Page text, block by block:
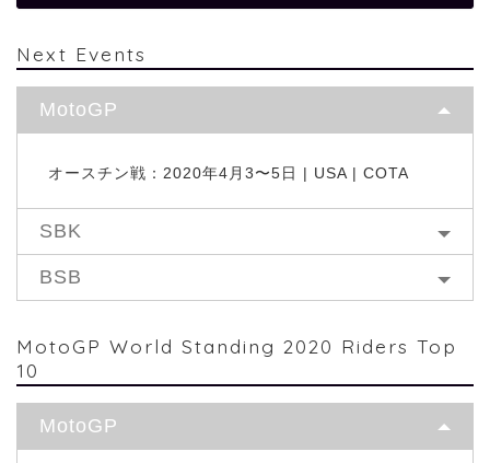
Next Events
MotoGP
オースチン戦：2020年4月3〜5日 | USA | COTA
SBK
BSB
MotoGP World Standing 2020 Riders Top
10
MotoGP